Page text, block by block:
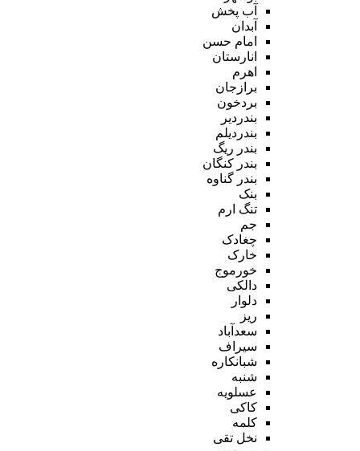
آب پخش
آبدان
امام حسن
انارستان
اهرم
برازجان
بردخون
بندردیر
بندردیلم
بندر ریگ
بندر کنگان
بندر گناوه
بنک
تنگ ارم
جم
چغادک
خارک
خورموج
دالکی
دلوار
ریز
سعدآباد
سیراف
شبانکاره
شنبه
عسلویه
کاکی
کلمه
نخل تقی